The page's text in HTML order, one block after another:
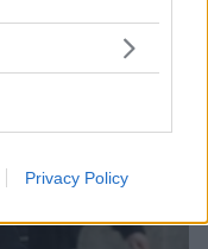
Privacy Policy